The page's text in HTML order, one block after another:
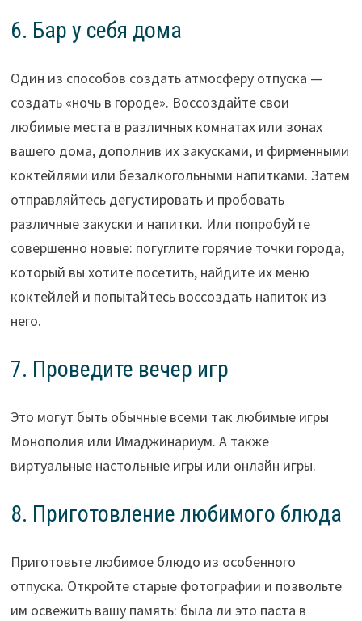
6. Бар у себя дома
Один из способов создать атмосферу отпуска —
создать «ночь в городе». Воссоздайте свои
любимые места в различных комнатах или зонах
вашего дома, дополнив их закусками, и фирменными
коктейлями или безалкогольными напитками. Затем
отправляйтесь дегустировать и пробовать
различные закуски и напитки. Или попробуйте
совершенно новые: погуглите горячие точки города,
который вы хотите посетить, найдите их меню
коктейлей и попытайтесь воссоздать напиток из
него.
7. Проведите вечер игр
Это могут быть обычные всеми так любимые игры
Монополия или Имаджинариум. А также
виртуальные настольные игры или онлайн игры.
8. Приготовление любимого блюда
Приготовьте любимое блюдо из особенного
отпуска. Откройте старые фотографии и позвольте
им освежить вашу память: была ли это паста в